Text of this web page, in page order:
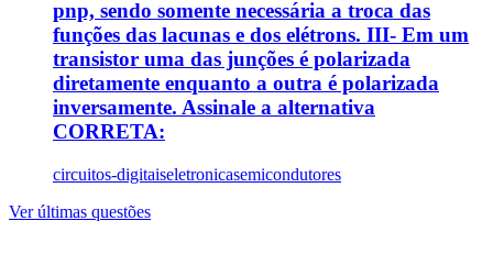
pnp, sendo somente necessária a troca das
funções das lacunas e dos elétrons. III- Em um
transistor uma das junções é polarizada
diretamente enquanto a outra é polarizada
inversamente. Assinale a alternativa
CORRETA:
circuitos-digitaiseletronicasemicondutores
Ver últimas questões